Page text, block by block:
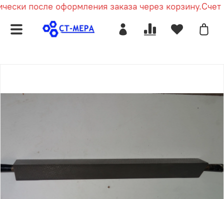
после оформления заказа через корзину.Счет